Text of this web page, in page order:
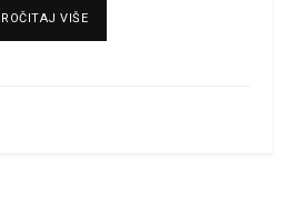
VIŠEDETAILS